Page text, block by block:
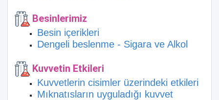
Besinlerimiz
Besin içerikleri
Dengeli beslenme - Sigara ve Alkol
Kuvvetin Etkileri
Kuvvetlerin cisimler üzerindeki etkileri
Mıknatısların uyguladığı kuvvet